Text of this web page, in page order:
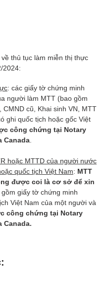
thủ tục làm miễn thị thực
2024:
: các giấy tờ chứng minh
người làm MTT (bao gồm
cũ, Khai sinh VN, MTT
ghi quốc tịch hoặc gốc Việt
công chứng tại Notary
Canada
hoặc MTTD của người nước
quốc tịch Việt Nam: MTT
được coi là cơ sở để xin
giấy tờ chứng minh
Việt Nam của một người và
công chứng tại Notary
Canada.